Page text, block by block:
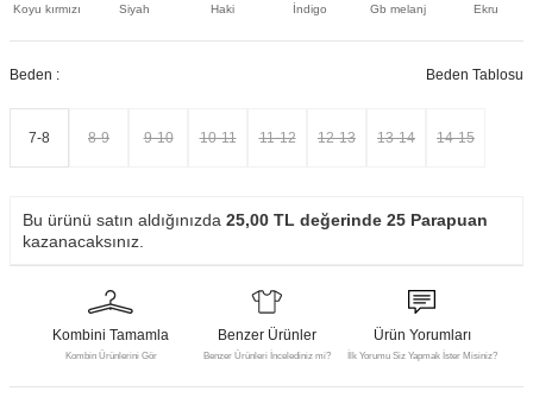
Koyu kırmızı Siyah Haki İndigo Gb melanj Ekru
Beden : Beden Tablosu
7-8 8-9 9-10 10-11 11-12 12-13 13-14 14-15
Bu ürünü satın aldığınızda 25,00 TL değerinde 25 Parapuan
kazanacaksınız.
Kombini Tamamla
Kombin Ürünlerini Gör
Benzer Ürünler
Benzer Ürünleri İncelediniz mi?
Ürün Yorumları
İlk Yorumu Siz Yapmak İster Misiniz?